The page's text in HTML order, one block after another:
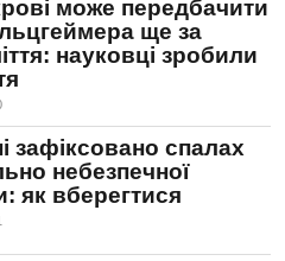
може передбачити
ще за
науковці зробили
зафіксовано спалах
небезпечної
як вберегтися